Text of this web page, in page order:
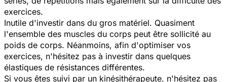
exercices.
Inutile d'investir dans du gros matériel. Quasiment
l'ensemble des muscles du corps peut être sollicité au
poids de corps. Néanmoins, afin d'optimiser vos
exercices, n'hésitez pas à investir dans quelques
élastiques de résistances différentes.
Si vous êtes suivi par un kinésithérapeute, n'hésitez pas